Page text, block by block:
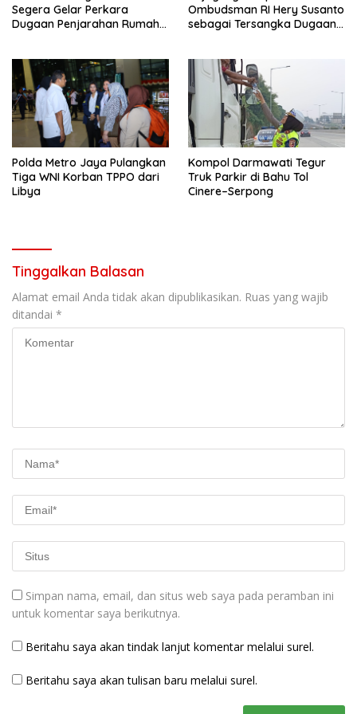
Segera Gelar Perkara
Dugaan Penjarahan Rumah
Ombudsman RI Hery Susanto
sebagai Tersangka Dugaan
Polda Metro Jaya Pulangkan
Tiga WNI Korban TPPO dari
Libya
Kompol Darmawati Tegur
Truk Parkir di Bahu Tol
Cinere–Serpong
Tinggalkan Balasan
Alamat email Anda tidak akan dipublikasikan. Ruas yang wajib
ditandai *
Simpan nama, email, dan situs web saya pada peramban ini
untuk komentar saya berikutnya.
Beritahu saya akan tindak lanjut komentar melalui surel.
Beritahu saya akan tulisan baru melalui surel.